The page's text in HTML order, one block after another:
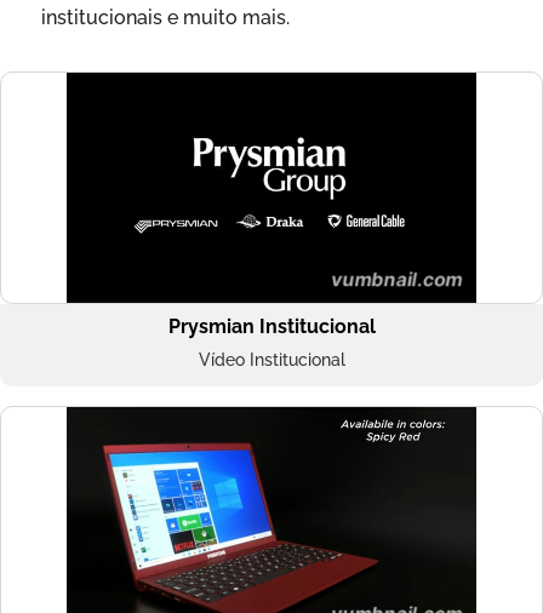
institucionais e muito mais.
Prysmian Institucional
Vídeo Institucional